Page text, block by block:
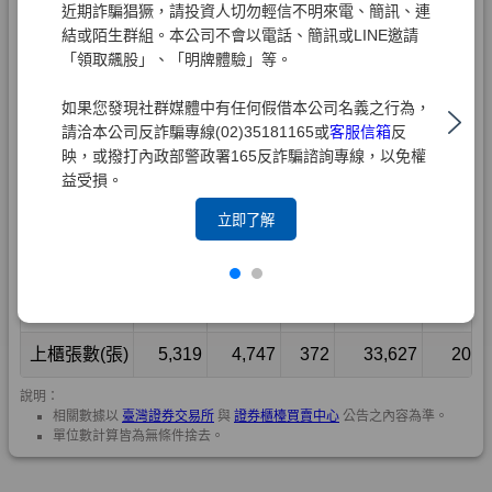
近期詐騙猖獗，請投資人切勿輕信不明來電、簡訊、連
結或陌生群組。本公司不會以電話、簡訊或LINE邀請
「領取飆股」、「明牌體驗」等。
如果您發現社群媒體中有任何假借本公司名義之行為，
請洽本公司反詐騙專線(02)35181165或客服信箱反
映，或撥打內政部警政署165反詐騙諮詢專線，以免權
益受損。
立即了解